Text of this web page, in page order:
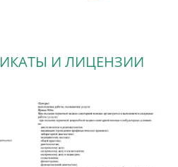
И ЛИЦЕНЗИИ